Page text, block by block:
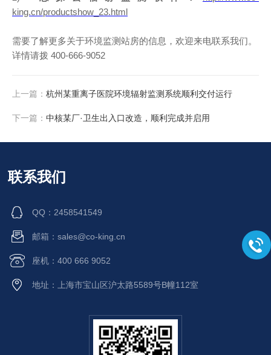
king.cn/productshow_23.html
需要了解更多关于环境监测站房的信息，欢迎来电联系我们。
详情请拨 400-666-9052
上一篇： 杭州某重离子医院环境辐射监测系统顺利交付运行
下一篇： 中核某厂·卫生出入口改造，顺利完成并启用
联系我们
QQ：2458541549
邮箱：sales@co-king.cn
座机：400 666 9052
地址：上海市宝山区沪太路5589号B幢112室